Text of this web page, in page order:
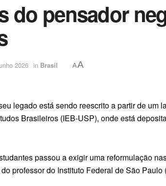
do pensador
2026 in Brasil AA
legado está sendo reescrito a partir de um
Brasileiros (IEB-USP), onde está
passou a exigir uma reformulação
professor do Instituto Federal de São